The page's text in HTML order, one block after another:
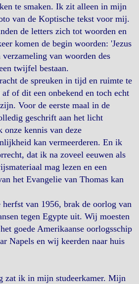
te smaken. Ik zit alleen in mijn
van de Koptische tekst voor mij.
de letters zich tot woorden en
komen de begin woorden: 'Jezus
van woorden des
twijfel bestaan.
de spreuken in tijd en ruimte te
of dit een onbekend en toch echt
Voor de eerste maal in de
geschrift aan het licht
onze kennis van deze
kan vermeerderen. En ik
dat ik na zoveel eeuwen als
mag lezen en een
het Evangelie van Thomas kan
herfst van 1956, brak de oorlog van
tegen Egypte uit. Wij moesten
goede Amerikaanse oorlogsschip
Napels en wij keerden naar huis
zat ik in mijn studeerkamer. Mijn